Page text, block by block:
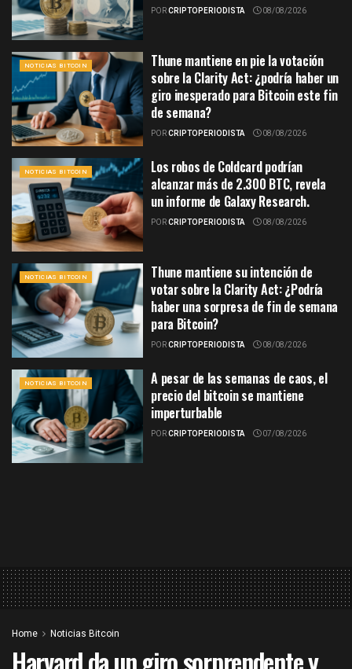
PORCRIPTOPERIODISTA 08/08/2026
NOTICIAS BITCOIN
Thune mantiene en pie la votación
sobre la Clarity Act: ¿podría haber un
giro inesperado para Bitcoin este fin
de semana?
PORCRIPTOPERIODISTA 08/08/2026
NOTICIAS BITCOIN
Los robos de Coldcard podrían
alcanzar más de 2.300 BTC, revela
un informe de Galaxy Research.
PORCRIPTOPERIODISTA 08/08/2026
NOTICIAS BITCOIN
Thune mantiene su intención de
votar sobre la Clarity Act: ¿Podría
haber una sorpresa de fin de semana
para Bitcoin?
PORCRIPTOPERIODISTA 08/08/2026
NOTICIAS BITCOIN
A pesar de las semanas de caos, el
precio del bitcoin se mantiene
imperturbable
PORCRIPTOPERIODISTA 07/08/2026
Home Noticias Bitcoin